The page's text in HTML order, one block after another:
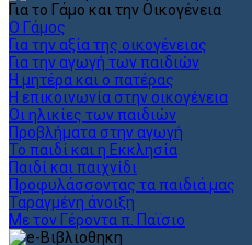
Για το Γάμο και την Οικογένεια
Ο Γάμος
Για την αξία της οικογένειας
Για την αγωγή των παιδιών
Η μητέρα και ο πατέρας
Η επικοινωνία στην οικογένεια
Οι ηλικίες των παιδιών
Προβλήματα στην αγωγή
Το παιδί και η Εκκλησία
Παιδί και παιχνίδι
Προφυλάσσοντας τα παιδιά μας
Ταραγμένη άνοιξη
Με τον Γέροντα π. Παϊσιο